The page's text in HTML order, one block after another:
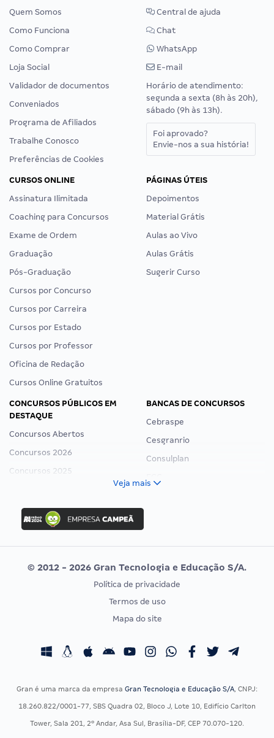
Quem Somos
Como Funciona
Como Comprar
Loja Social
Validador de documentos
Conveniados
Programa de Afiliados
Trabalhe Conosco
Preferências de Cookies
Central de ajuda
Chat
WhatsApp
E-mail
Horário de atendimento:
segunda a sexta (8h às 20h),
sábado (9h às 13h).
Foi aprovado?
Envie-nos a sua história!
CURSOS ONLINE
Assinatura Ilimitada
Coaching para Concursos
Exame de Ordem
Graduação
Pós-Graduação
Cursos por Concurso
Cursos por Carreira
Cursos por Estado
Cursos por Professor
Oficina de Redação
Cursos Online Gratuitos
PÁGINAS ÚTEIS
Depoimentos
Material Grátis
Aulas ao Vivo
Aulas Grátis
Sugerir Curso
CONCURSOS PÚBLICOS EM
DESTAQUE
Concursos Abertos
Concursos 2026
Concursos 2025
Concurso Ibama
Concurso MPU
Editais publicados
BANCAS DE CONCURSOS
Cebraspe
Cesgranrio
Consulplan
Vunesp
CONCURSOS POR PROFISSÃO
Concursos Fiscais
Concursos Saúde
EXAME DE ORDEM
Calendário OAB
Veja mais
© 2012 - 2026 Gran Tecnologia e Educação S/A.
Política de privacidade
Termos de uso
Mapa do site
Gran é uma marca da empresa Gran Tecnologia e Educação S/A, CNPJ:
18.260.822/0001-77, SBS Quadra 02, Bloco J, Lote 10, Edifício Carlton
Tower, Sala 201, 2º Andar, Asa Sul, Brasília-DF, CEP 70.070-120.